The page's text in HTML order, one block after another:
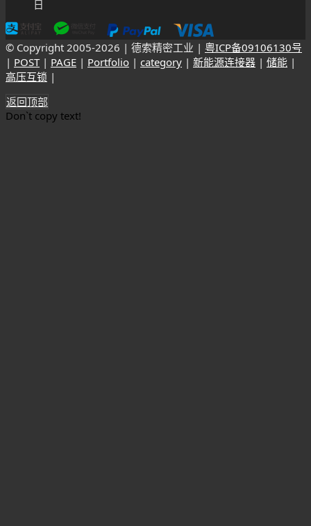
日
© Copyright 2005-2026 | 德索精密工业 | 粤ICP备09106130号
| POST| PAGE | Portfolio | category | 新能源连接器 | 储能 |
高压互锁 |
返回顶部
Don`t copy text!